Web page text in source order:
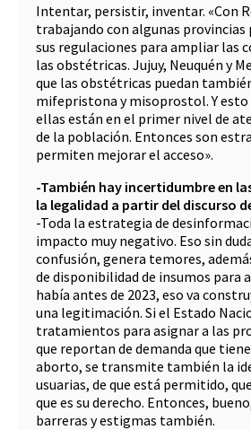
Intentar, persistir, inventar. «Con
trabajando con algunas provincias
sus regulaciones para ampliar las
las obstétricas. Jujuy, Neuquén y
que las obstétricas puedan
mifepristona y misoprostol. Y esto
ellas están en el primer nivel de
de la población. Entonces son
permiten mejorar el acceso».
-También hay incertidumbre en
la legalidad a partir del discurso
-Toda la estrategia de
impacto muy negativo. Eso sin
confusión, genera temores,
de disponibilidad de insumos para
había antes de 2023, eso va
una legitimación. Si el Estado
tratamientos para asignar a las
que reportan de demanda que
aborto, se transmite también la
usuarias, de que está permitido,
que es su derecho. Entonces,
barreras y estigmas también.